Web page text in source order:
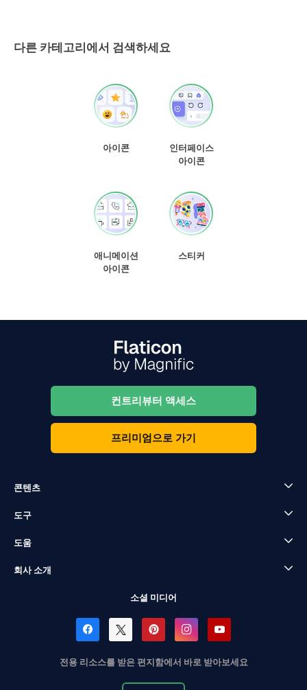
다른 카테고리에서 검색하세요
아이콘
인터페이스
아이콘
애니메이션
아이콘
스티커
컨트리뷰터 액세스
프리미엄으로 가기
콘텐츠
도구
도움
회사 소개
소셜 미디어
전용 리소스를 받은 편지함에서 바로 받아보세요